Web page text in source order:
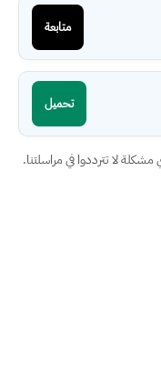
متابعة
تحميل
لا تترددوا في مراسلتنا.